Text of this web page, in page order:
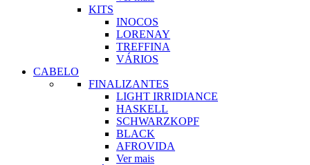
KITS
INOCOS
LORENAY
TREFFINA
VÁRIOS
CABELO
FINALIZANTES
LIGHT IRRIDIANCE
HASKELL
SCHWARZKOPF
BLACK
AFROVIDA
Ver mais